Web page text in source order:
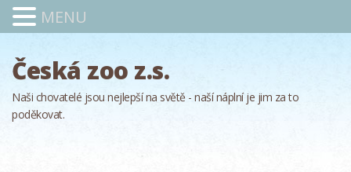
Česká zoo z.s.
Naši chovatelé jsou nejlepší na světě - naší náplní je jim za to
poděkovat.
MENU